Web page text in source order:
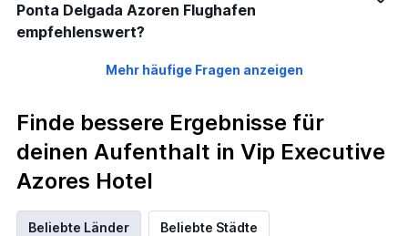
Ponta Delgada Azoren Flughafen
empfehlenswert?
Mehr häufige Fragen anzeigen
Finde bessere Ergebnisse für
deinen Aufenthalt in Vip Executive
Azores Hotel
Beliebte Länder Beliebte Städte